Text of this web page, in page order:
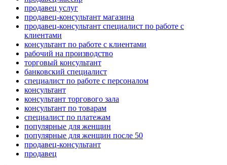
продавец услуг
продавец-консультант магазина
продавец-консультант специалист по работе с
клиентами
консультант по работе с клиентами
рабочий на производство
торговый консультант
банковский специалист
специалист по работе с персоналом
консультант
консультант торгового зала
консультант по товарам
специалист по платежам
популярные для женщин
популярные для женщин после 50
продавец-консультант
продавец